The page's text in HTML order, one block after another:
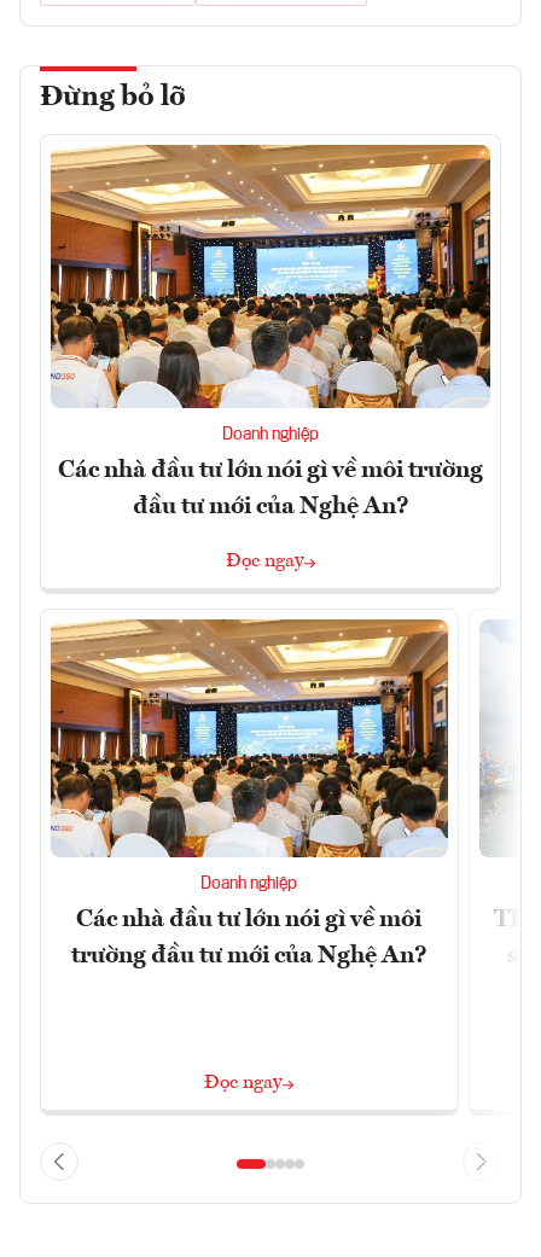
Đừng bỏ lỡ
Doanh nghiệp
Các nhà đầu tư lớn nói gì về môi trường
đầu tư mới của Nghệ An?
Đọc ngay
Doanh nghiệp
Các nhà đầu tư lớn nói gì về môi
trường đầu tư mới của Nghệ An?
Đọc ngay